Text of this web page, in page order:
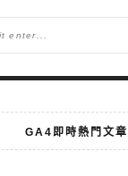
GA4即時熱門文章